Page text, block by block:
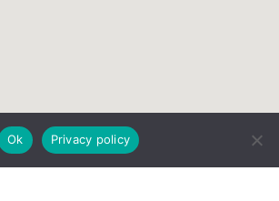
Ok Privacy policy